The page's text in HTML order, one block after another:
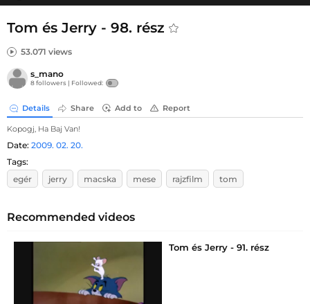
Tom és Jerry - 98. rész
53.071 views
s_mano
8 followers | Followed:
Details Share Add to Report
Kopogj, Ha Baj Van!
Date: 2009. 02. 20.
Tags:
egér
jerry macska mese rajzfilm tom
Recommended videos
Tom és Jerry - 91. rész